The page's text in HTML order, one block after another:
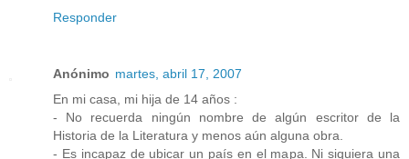
Responder
Anónimo martes, abril 17, 2007
En mi casa, mi hija de 14 años :
- No recuerda ningún nombre de algún escritor de la
Historia de la Literatura y menos aún alguna obra.
- Es incapaz de ubicar un país en el mapa. Ni siquiera una